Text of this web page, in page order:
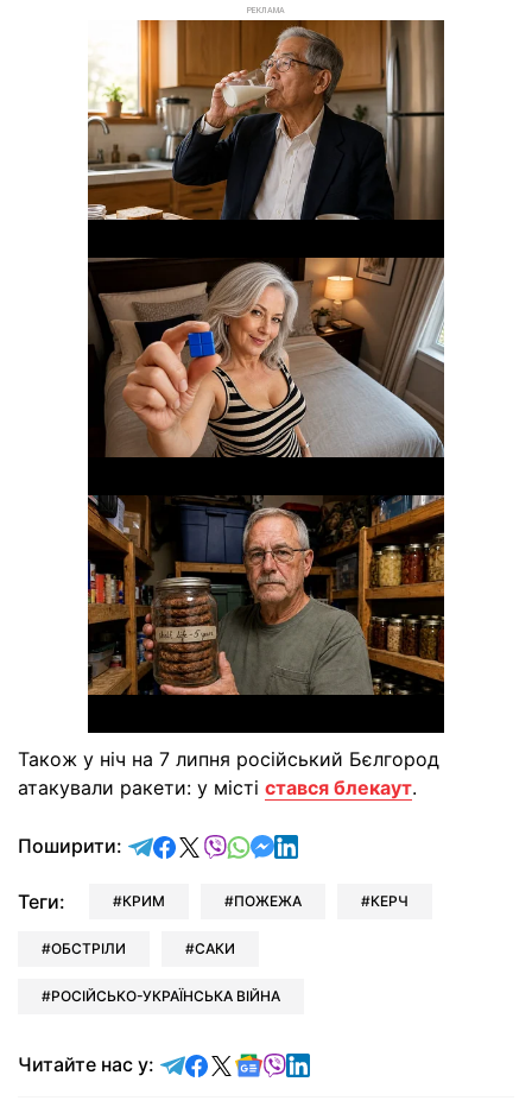
РЕКЛАМА
Також у ніч на 7 липня російський Бєлгород
атакували ракети: у місті стався блекаут.
Поширити: відправити у Telegram
поділитись у Facebook
поділитись у X
відправити у Viber
відправити у Whatsapp
відправити у Messenger
відправити у LinkedIn
Теги: КРИМ ПОЖЕЖА КЕРЧ
ОБСТРІЛИ САКИ
РОСІЙСЬКО-УКРАЇНСЬКА ВІЙНА
Читайте нас у: Читайте у Telegram
Читайте у Facebook
Читайте у X
Читайте у Google news
Читайте у Viber
Читайте у LinkedIn